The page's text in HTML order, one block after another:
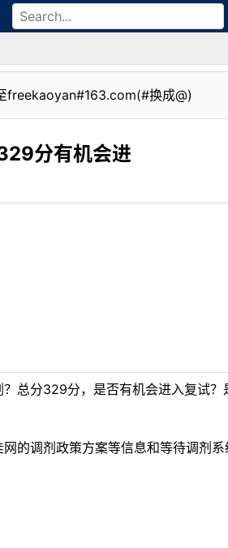
freekaoyan#163.com(#换成@)
分有机会进
总分329分，是否有机会进入复试
的调剂政策方案等信息和等待调剂